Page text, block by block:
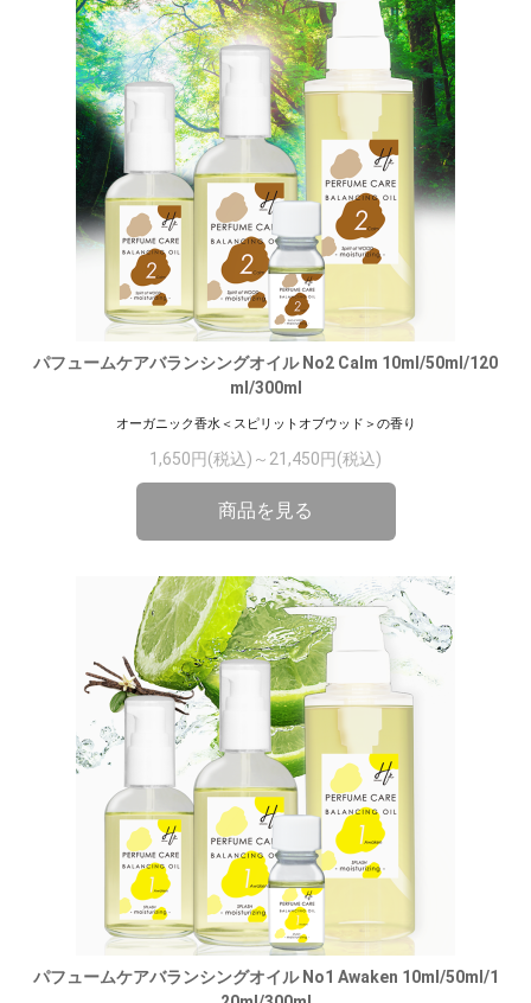
パフュームケアバランシングオイル No2 Calm 10ml/50ml/120
ml/300ml
オーガニック香水＜スピリットオブウッド＞の香り
1,650円(税込)～21,450円(税込)
商品を見る
パフュームケアバランシングオイル No1 Awaken 10ml/50ml/1